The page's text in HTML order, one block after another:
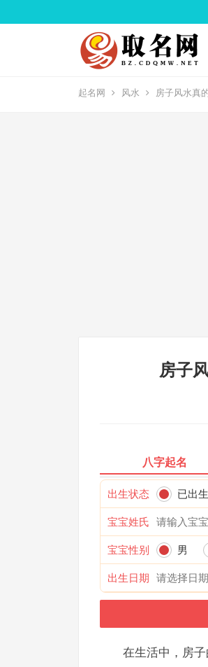
起名网 风水 房子风水真
房子
八字起名
出生状态 已出生
宝宝姓氏
宝宝性别 男
出生日期
在生活中，房